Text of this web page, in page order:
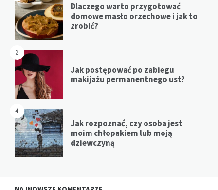
Dlaczego warto przygotować
domowe masło orzechowe i jak to
zrobić?
3
Jak postępować po zabiegu
makijażu permanentnego ust?
4
Jak rozpoznać, czy osoba jest
moim chłopakiem lub moją
dziewczyną